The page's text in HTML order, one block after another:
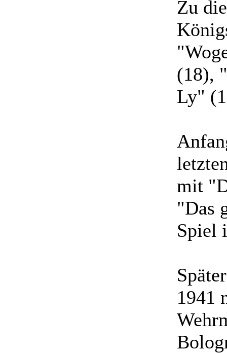
Zu
(18),
Ly"
mit
"Das
Spiel
1941